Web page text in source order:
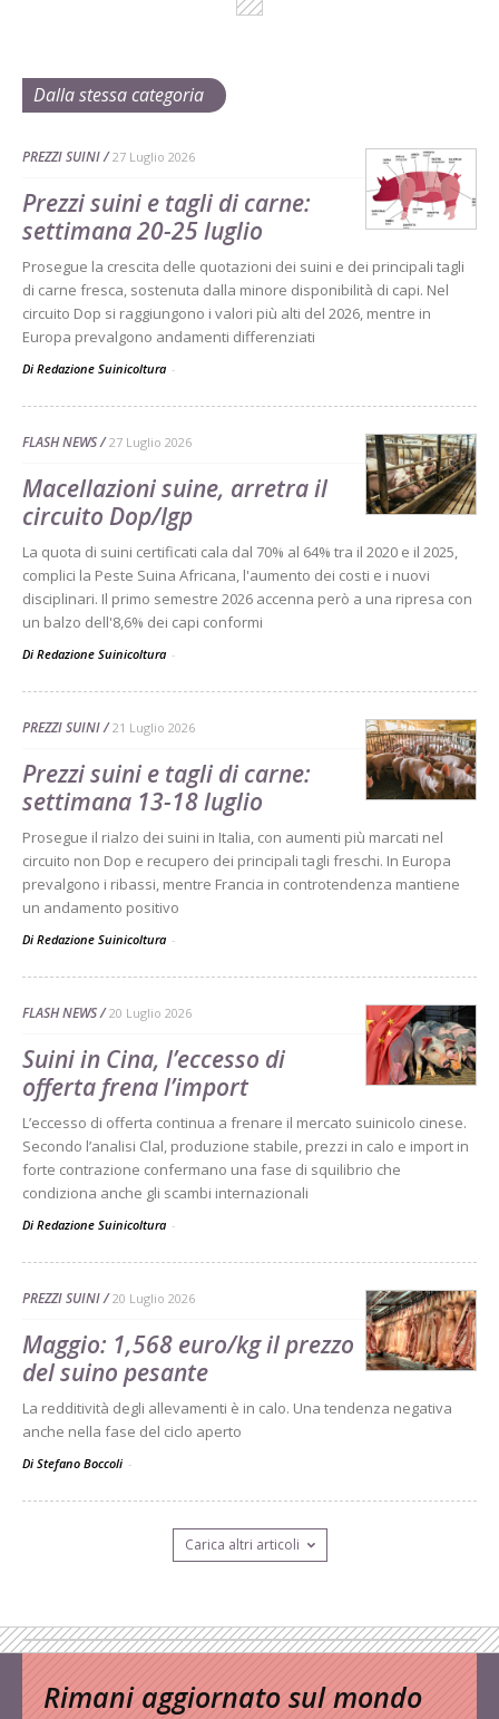
Dalla stessa categoria
PREZZI SUINI 27 Luglio 2026
Prezzi suini e tagli di carne:
settimana 20-25 luglio
Prosegue la crescita delle quotazioni dei suini e dei principali tagli
di carne fresca, sostenuta dalla minore disponibilità di capi. Nel
circuito Dop si raggiungono i valori più alti del 2026, mentre in
Europa prevalgono andamenti differenziati
Di Redazione Suinicoltura -
FLASH NEWS 27 Luglio 2026
Macellazioni suine, arretra il
circuito Dop/Igp
La quota di suini certificati cala dal 70% al 64% tra il 2020 e il 2025,
complici la Peste Suina Africana, l'aumento dei costi e i nuovi
disciplinari. Il primo semestre 2026 accenna però a una ripresa con
un balzo dell'8,6% dei capi conformi
Di Redazione Suinicoltura -
PREZZI SUINI 21 Luglio 2026
Prezzi suini e tagli di carne:
settimana 13-18 luglio
Prosegue il rialzo dei suini in Italia, con aumenti più marcati nel
circuito non Dop e recupero dei principali tagli freschi. In Europa
prevalgono i ribassi, mentre Francia in controtendenza mantiene
un andamento positivo
Di Redazione Suinicoltura -
FLASH NEWS 20 Luglio 2026
Suini in Cina, l’eccesso di
offerta frena l’import
L’eccesso di offerta continua a frenare il mercato suinicolo cinese.
Secondo l’analisi Clal, produzione stabile, prezzi in calo e import in
forte contrazione confermano una fase di squilibrio che
condiziona anche gli scambi internazionali
Di Redazione Suinicoltura -
PREZZI SUINI 20 Luglio 2026
Maggio: 1,568 euro/kg il prezzo
del suino pesante
La redditività degli allevamenti è in calo. Una tendenza negativa
anche nella fase del ciclo aperto
Di Stefano Boccoli -
Carica altri articoli
Rimani aggiornato sul mondo